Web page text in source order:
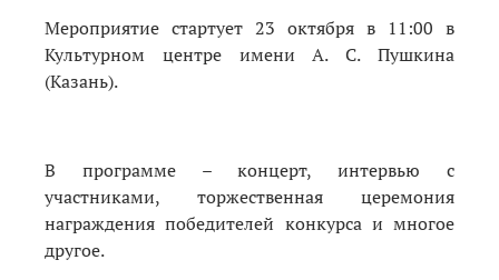
Мероприятие стартует 23 октября в 11:00 в
Культурном центре имени А. С. Пушкина
(Казань).
В программе – концерт, интервью с
участниками, торжественная церемония
награждения победителей конкурса и многое
другое.